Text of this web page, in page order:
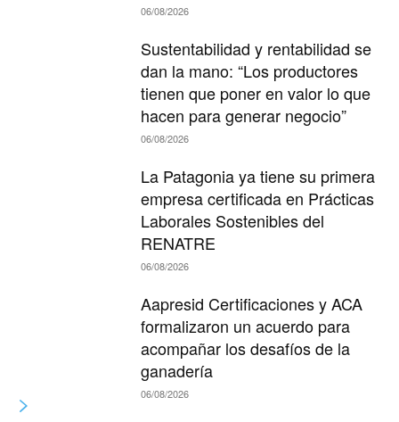
06/08/2026
Sustentabilidad y rentabilidad se
dan la mano: “Los productores
tienen que poner en valor lo que
hacen para generar negocio”
06/08/2026
La Patagonia ya tiene su primera
empresa certificada en Prácticas
Laborales Sostenibles del
RENATRE
06/08/2026
Aapresid Certificaciones y ACA
formalizaron un acuerdo para
acompañar los desafíos de la
ganadería
06/08/2026